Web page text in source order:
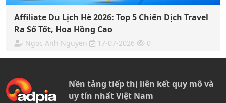
Affiliate Du Lịch Hè 2026: Top 5 Chiến Dịch Travel
Ra Số Tốt, Hoa Hồng Cao
Ngoc Anh Nguyen 17-07-2026 0
Nền tảng tiếp thị liên kết quy mô và
uy tín nhất Việt Nam